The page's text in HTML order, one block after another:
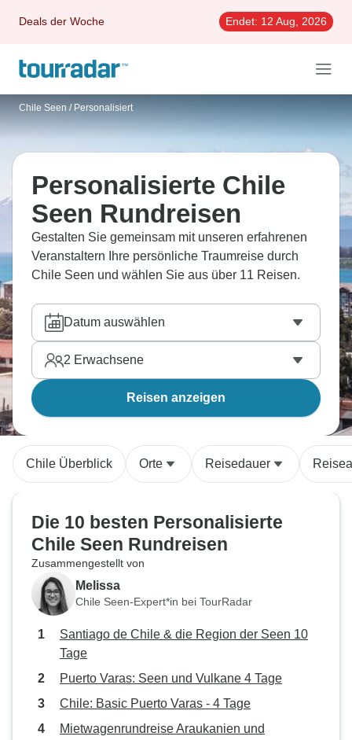
Deals der Woche Endet: 12 Aug, 2026
Chile Seen / Personalisiert
Personalisierte Chile
Seen Rundreisen
Gestalten Sie gemeinsam mit unseren erfahrenen
Veranstaltern Ihre persönliche Traumreise durch
Chile Seen und wählen Sie aus über 11 Reisen.
Datum auswählen
2 Erwachsene
Reisen anzeigen
Chile Überblick Orte Reisedauer
Die 10 besten Personalisierte
Chile Seen Rundreisen
Zusammengestellt von
Melissa
Chile Seen-Expert*in bei TourRadar
Santiago de Chile & die Region der Seen 10
Tage
Puerto Varas: Seen und Vulkane 4 Tage
Chile: Basic Puerto Varas - 4 Tage
Mietwagenrundreise Araukanien und